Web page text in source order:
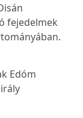
fejedelmek
Edóm